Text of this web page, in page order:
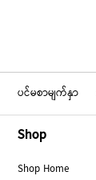
ပင်မစာမျက်နှာ
Shop
Shop Home